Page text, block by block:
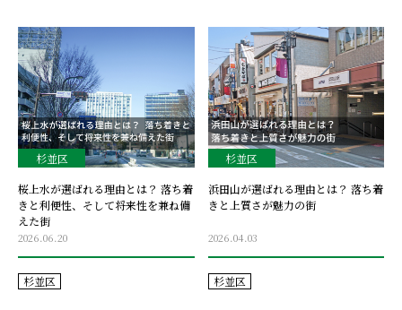
杉並区
桜上水が選ばれる理由とは？ 落ち着
きと利便性、そして将来性を兼ね備
えた街
2026.06.20
杉並区
杉並区
浜田山が選ばれる理由とは？ 落ち着
きと上質さが魅力の街
2026.04.03
杉並区